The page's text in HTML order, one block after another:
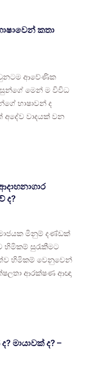
කතා
ආවේණික
මෙන් ම විවිධ
භාෂාවන් ද
වාදයක් වන
ද?
මිනුම් දණ්ඩක්
සුරැකීමට
හිමිකම් වෙනුවෙන්
ආරක්ෂණ ආඥා
මායාවක් ද? –